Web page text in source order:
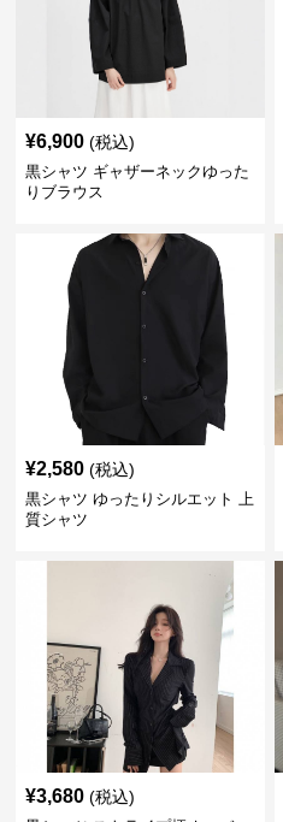
¥6,900 (税込)
黒シャツ ギャザーネックゆった
りブラウス
¥2,580 (税込)
黒シャツ ゆったりシルエット 上
質シャツ
¥3,680 (税込)